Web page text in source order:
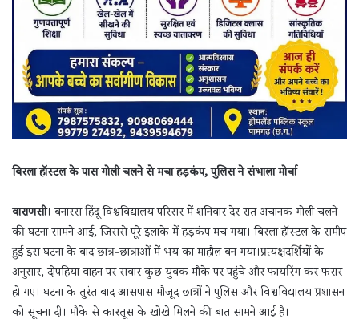
बिरला हॉस्टल के पास गोली चलने से मचा हड़कंप, पुलिस ने संभाला मोर्चा
वाराणसी। बनारस हिंदू विश्वविद्यालय परिसर में शनिवार देर रात अचानक गोली चलने
की घटना सामने आई, जिससे पूरे इलाके में हड़कंप मच गया। बिरला हॉस्टल के समीप
हुई इस घटना के बाद छात्र-छात्राओं में भय का माहौल बन गया।प्रत्यक्षदर्शियों के
अनुसार, दोपहिया वाहन पर सवार कुछ युवक मौके पर पहुंचे और फायरिंग कर फरार
हो गए। घटना के तुरंत बाद आसपास मौजूद छात्रों ने पुलिस और विश्वविद्यालय प्रशासन
को सूचना दी। मौके से कारतूस के खोखे मिलने की बात सामने आई है।